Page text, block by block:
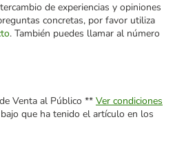
de experiencias y opiniones
concretas, por favor utiliza
. También puedes llamar al número
Venta al Público ** Ver condiciones
que ha tenido el artículo en los